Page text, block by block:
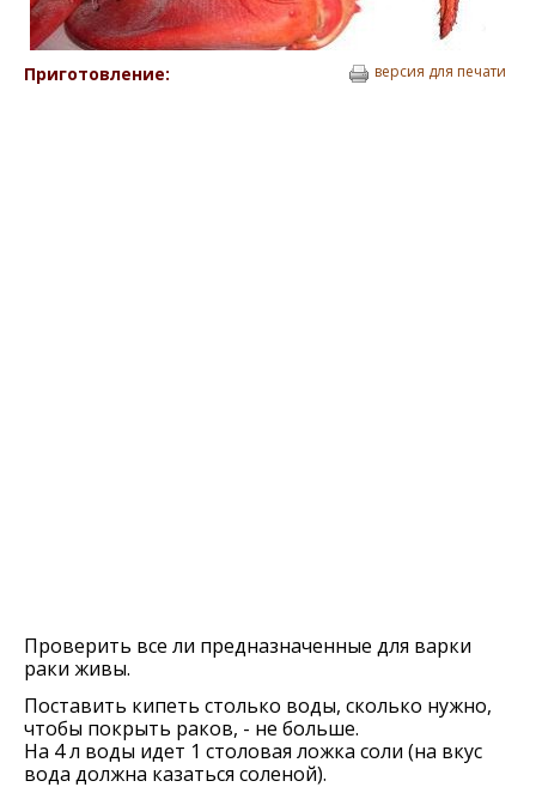
Приготовление: версия для печати
Проверить все ли предназначенные для варки
раки живы.
Поставить кипеть столько воды, сколько нужно,
чтобы покрыть раков, - не больше.
На 4 л воды идет 1 столовая ложка соли (на вкус
вода должна казаться соленой).